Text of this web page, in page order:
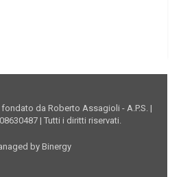
da Roberto Assagioli - A.P.S. |
| Tutti i diritti riservati.
by Binergy